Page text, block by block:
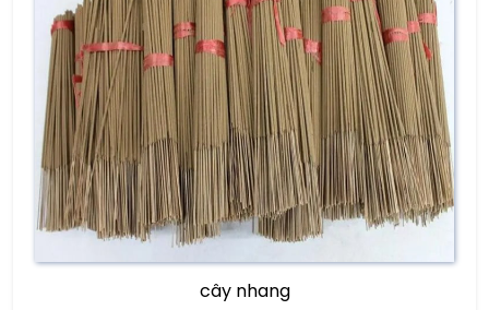
cây nhang